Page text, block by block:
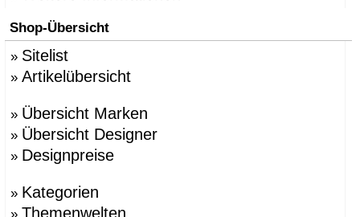
Shop-Übersicht
» Sitelist
» Artikelübersicht
» Übersicht Marken
» Übersicht Designer
» Designpreise
» Kategorien
» Themenwelten